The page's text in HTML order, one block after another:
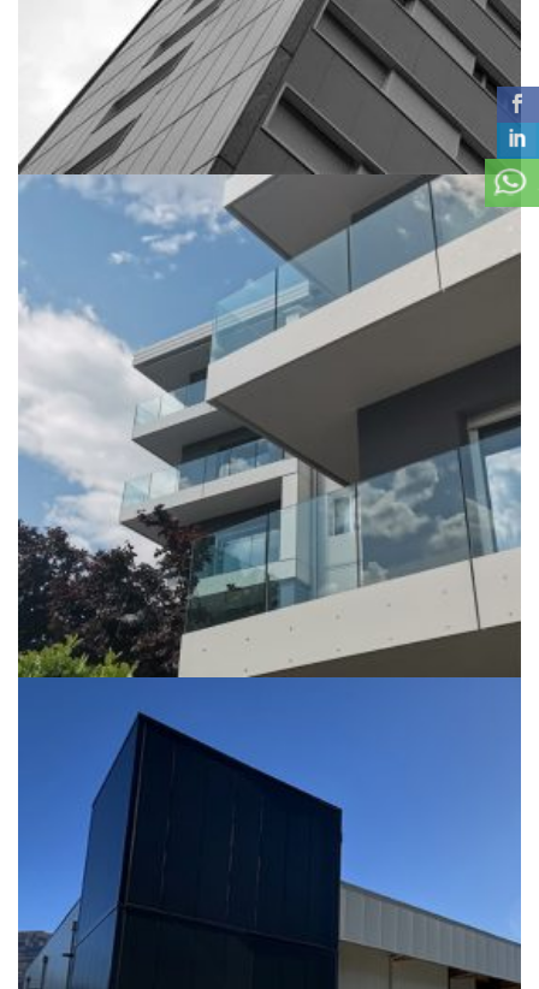
+
CONDOMINIO SPALLIERA
Edifici abitatitivi, TOP 20